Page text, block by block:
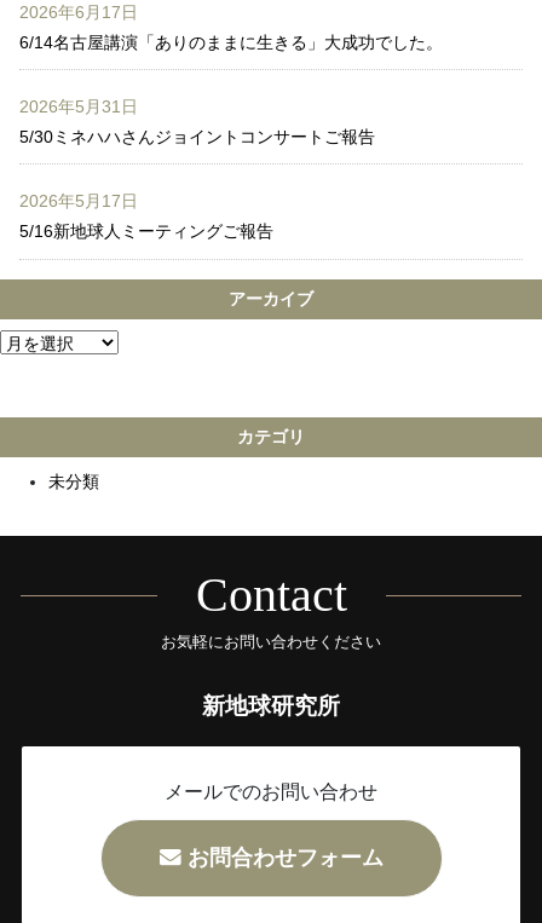
6/14名古屋講演「ありのままに生きる」大成功でした。
2026年6月17日
5/30ミネハハさんジョイントコンサートご報告
2026年5月31日
5/16新地球人ミーティングご報告
2026年5月17日
アーカイブ
アーカイブ
カテゴリ
未分類
Contact
お気軽にお問い合わせください
新地球研究所
メールでのお問い合わせ
お問合わせフォーム